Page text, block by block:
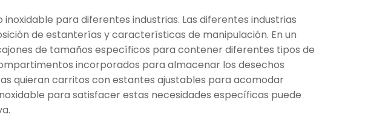
para diferentes industrias. Las diferentes industrias
de estanterías y características de manipulación. En un
de tamaños específicos para contener diferentes tipos de
incorporados para almacenar los desechos
quieran carritos con estantes ajustables para acomodar
para satisfacer estas necesidades específicas puede